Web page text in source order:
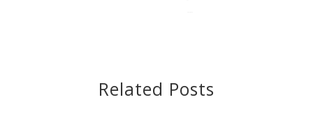
Related Posts